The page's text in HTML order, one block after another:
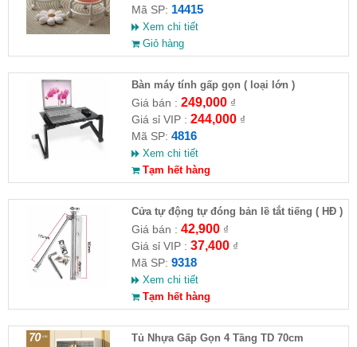
Mã SP: 14415
Xem chi tiết
Giỏ hàng
Bàn máy tính gấp gọn ( loại lớn )
Giá bán : 249,000₫
Giá sỉ VIP : 244,000₫
Mã SP: 4816
Xem chi tiết
Tạm hết hàng
Cửa tự động tự đóng bản lề tắt tiếng ( HĐ )
Giá bán : 42,900₫
Giá sỉ VIP : 37,400₫
Mã SP: 9318
Xem chi tiết
Tạm hết hàng
Tủ Nhựa Gấp Gọn 4 Tầng TD 70cm